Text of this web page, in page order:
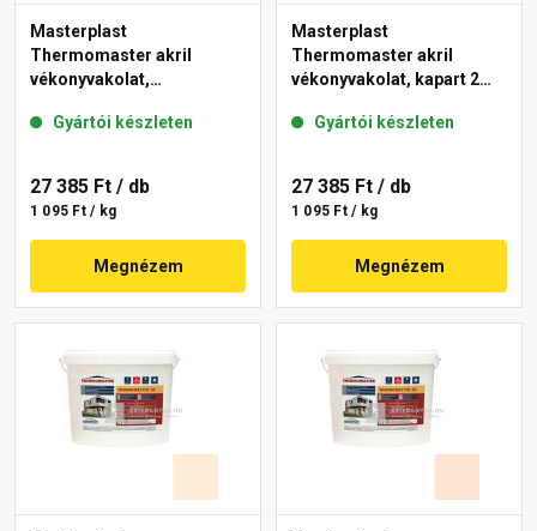
Masterplast
Thermomaster akril
vékonyvakolat,
04-E 25 kg
Gyártói készleten
27 385 Ft / db
1 095 Ft / kg
Megnézem
Masterplast
Thermomaster akril
vékonyvakolat, kapart 2
Gyártói készleten
27 385 Ft / db
1 095 Ft / kg
Megnézem